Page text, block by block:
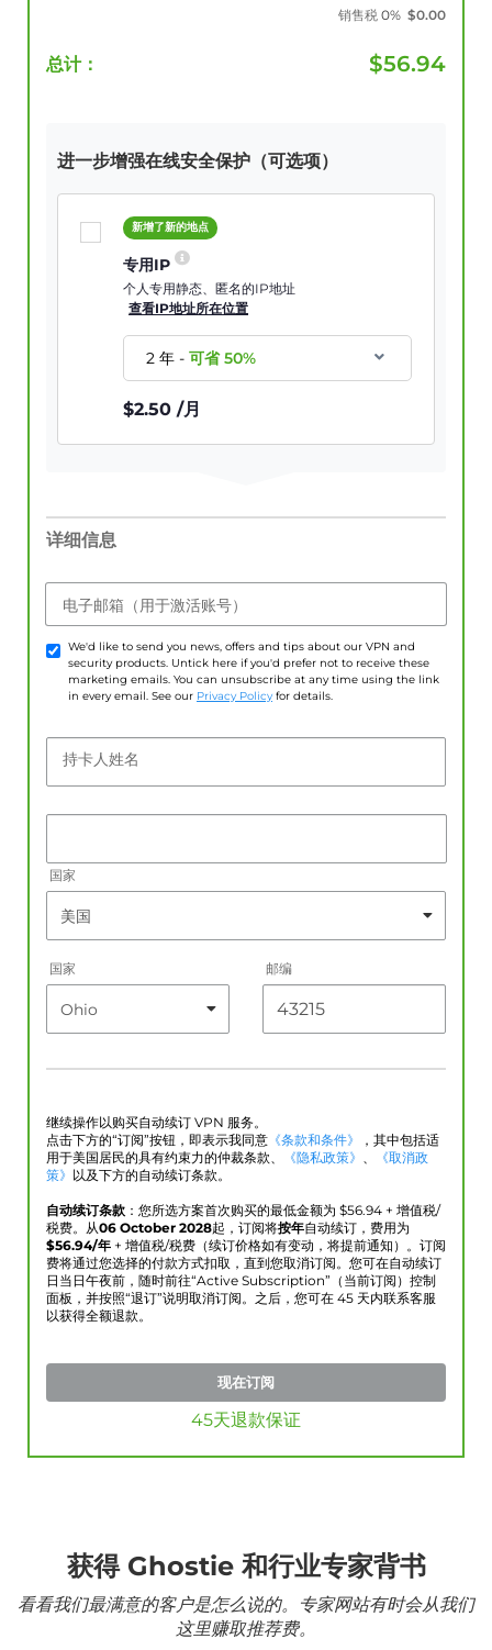
销售税 0% $0.00
总计： $56.94
进一步增强在线安全保护（可选项）
新增了新的地点
专用IP
个人专用静态、匿名的IP地址
查看IP地址所在位置
2 年-可省50%
$2.50 /月
详细信息
电子邮箱（用于激活账号）
We'd like to send you news, offers and tips about our VPN and
security products. Untick here if you'd prefer not to receive these
marketing emails. You can unsubscribe at any time using the link
in every email. See our Privacy Policy for details.
持卡人姓名
国家
国家 邮编
继续操作以购买自动续订 VPN 服务。
点击下方的“订阅”按钮，即表示我同意 《条款和条件》
，其中包括适
用于美国居民的具有约束力的仲裁条款、
《隐私政策》 、
《取消政
策》 以及下方的自动续订条款。
自动续订条款 ：您所选方案首次购买的最低金额为 $56.94 + 增值税/
税费。从06 October 2028起，订阅将按年自动续订，费用为
$56.94/年 + 增值税/税费（续订价格如有变动，将提前通知）。订阅
费将通过您选择的付款方式扣取，直到您取消订阅。您可在自动续订
日当日午夜前，随时前往“Active Subscription”（当前订阅）控制
面板，并按照“退订”说明取消订阅。之后，您可在 45 天内联系客服
以获得全额退款。
现在订阅
45天退款保证
获得 Ghostie 和行业专家背书
看看我们最满意的客户是怎么说的。专家网站有时会从我们
这里赚取推荐费。